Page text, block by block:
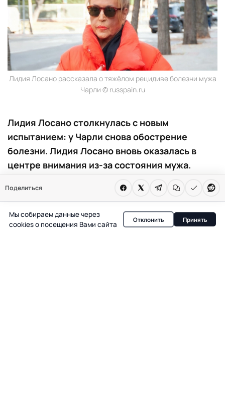
Поделиться
Лидия Лосано рассказала о тяжёлом рецидиве болезни мужа
Чарли © russpain.ru
Лидия Лосано столкнулась с новым
испытанием: у Чарли снова обострение
болезни. Лидия Лосано вновь оказалась в
центре внимания из-за состояния мужа.
себе знать. Новый виток осложнений стал
В испанской светской хронике вновь обсуждают
Мы собираем данные через
cookies о посещения Вами сайта
Отклонить Принять